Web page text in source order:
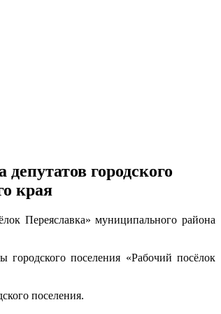
городского
края
Переяславка» муниципального района
поселения «Рабочий посёлок
поселения.